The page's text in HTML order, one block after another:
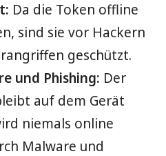
Da die Token offline
sind sie vor Hackern
geschützt.
und Phishing: Der
auf dem Gerät
niemals online
Malware und